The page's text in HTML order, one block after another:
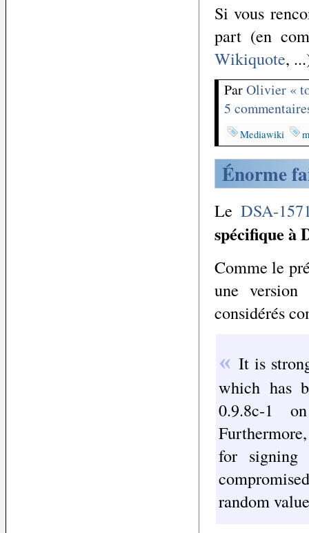
Si vous
part (en
Wikiquote,
ParOlivier «
5
Mediawiki
Énorme
LeDSA-
spécifique à
Comme le
une version
considérés
It is
which has
0.9.8c-1
for signing
random